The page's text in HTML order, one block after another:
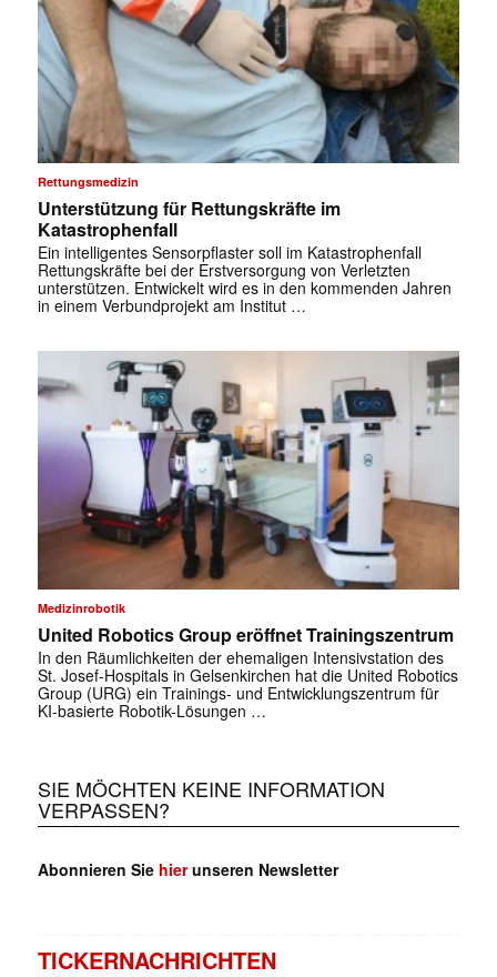
✕
Rettungsmedizin
Unterstützung für Rettungskräfte im
Katastrophenfall
Ein intelligentes Sensorpflaster soll im Katastrophenfall
Rettungskräfte bei der Erstversorgung von Verletzten
unterstützen. Entwickelt wird es in den kommenden Jahren
in einem Verbundprojekt am Institut …
Medizinrobotik
United Robotics Group eröffnet Trainingszentrum
In den Räumlichkeiten der ehemaligen Intensivstation des
St. Josef-Hospitals in Gelsenkirchen hat die United Robotics
Group (URG) ein Trainings- und Entwicklungszentrum für
KI-basierte Robotik-Lösungen …
SIE MÖCHTEN KEINE INFORMATION
VERPASSEN?
Abonnieren Sie hierunseren Newsletter
TICKERNACHRICHTEN